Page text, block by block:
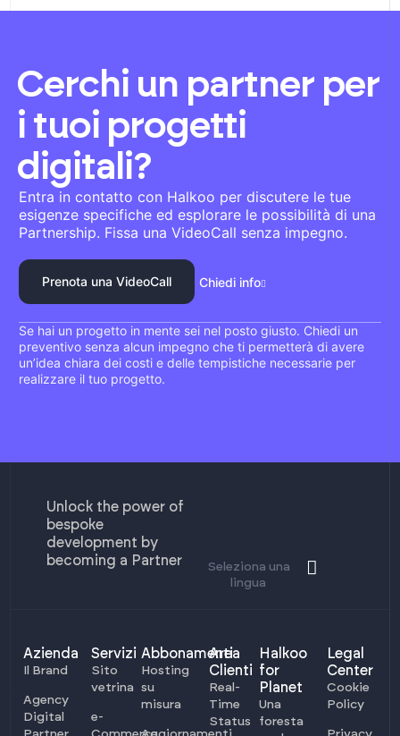
Cerchi un partner per
i tuoi progetti
digitali?
Entra in contatto con Halkoo per discutere le tue
esigenze specifiche ed esplorare le possibilità di una
Partnership. Fissa una VideoCall senza impegno.
Prenota una VideoCall Chiedi info
Se hai un progetto in mente sei nel posto giusto. Chiedi un
preventivo senza alcun impegno che ti permetterà di avere
un’idea chiara dei costi e delle tempistiche necessarie per
realizzare il tuo progetto.
Unlock the power of
bespoke
development by
becoming a Partner
Seleziona una
lingua
Azienda
Il Brand
Agency
Digital
Servizi
Sito
vetrina
e-
Abbonamenti
Hosting
su
misura
Area
Clienti
Real-
Time
Status
Halkoo
for
Planet
Una
foresta
Legal
Center
Cookie
Policy